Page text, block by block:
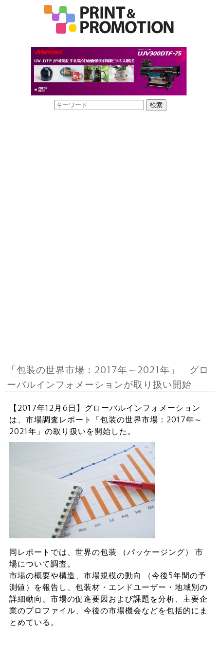
「包装の世界市場：2017年～2021年」 グロ
ーバルインフォメーションが取り扱い開始
【2017年12月6日】グローバルインフォメーション
は、市場調査レポート「包装の世界市場：2017年～
2021年」の取り扱いを開始した。
同レポートでは、世界の包装 （パッケージング） 市
場について調査。
市場の概要や構造、市場規模の動向 （今後5年間の予
測値）を報告し、包装材・エンドユーザー・地域別の
詳細動向、市場の促進要因および課題を分析、主要企
業のプロファイル、今後の市場機会などを包括的にま
とめている。